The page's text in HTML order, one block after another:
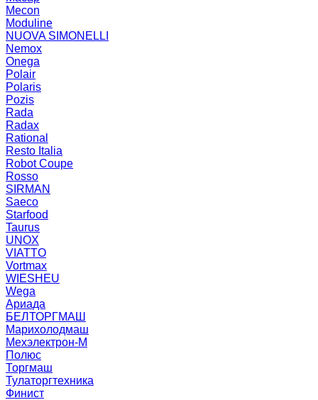
Mecon
Moduline
NUOVA SIMONELLI
Nemox
Onega
Polair
Polaris
Pozis
Rada
Radax
Rational
Resto Italia
Robot Coupe
Rosso
SIRMAN
Saeco
Starfood
Taurus
UNOX
VIATTO
Vortmax
WIESHEU
Wega
Ариада
БЕЛТОРГМАШ
Марихолодмаш
Мехэлектрон-М
Полюс
Торгмаш
Тулаторгтехника
Финист